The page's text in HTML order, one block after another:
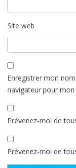
Site web
Enregistrer mon
navigateur pour
Prévenez-moi de
Prévenez-moi de